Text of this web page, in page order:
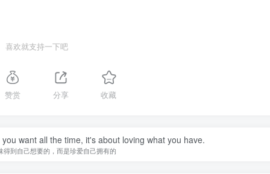
喜欢就支持一下吧
赞赏 分享 收藏
want all the time, it's about loving what you have.
得到自己想要的，而是珍爱自己拥有的